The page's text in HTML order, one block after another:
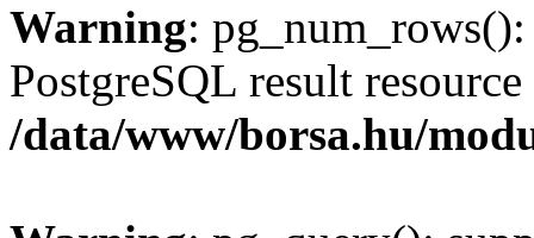
Warning:
PostgreSQL result
/data/www/borsa.hu/